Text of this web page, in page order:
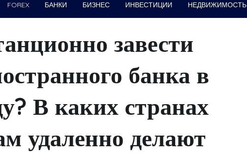
FOREX БАНКИ БИЗНЕС ИНВЕСТИЦИИ НЕДВИЖИМОСТЬ
завести
банка в
В каких странах
удаленно делают